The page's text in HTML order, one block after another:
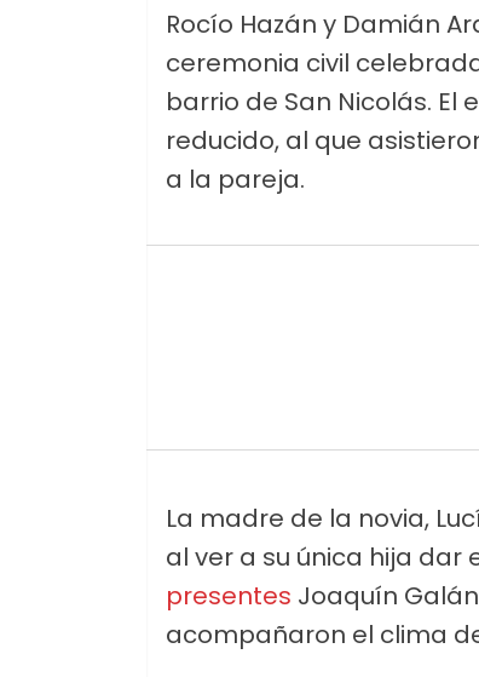
Rocío Hazán y Damián
ceremonia civil
barrio de San Nicolás.
reducido, al que
a la pareja.
La madre de la novia,
al ver a su única hija dar
presentes Joaquín
acompañaron el clima